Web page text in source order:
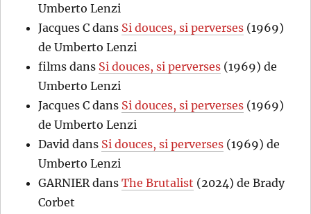
Umberto Lenzi
Jacques C dans Si douces, si perverses (1969)
de Umberto Lenzi
films dans Si douces, si perverses (1969) de
Umberto Lenzi
Jacques C dans Si douces, si perverses (1969)
de Umberto Lenzi
David dans Si douces, si perverses (1969) de
Umberto Lenzi
GARNIER dansThe Brutalist (2024) de Brady
Corbet